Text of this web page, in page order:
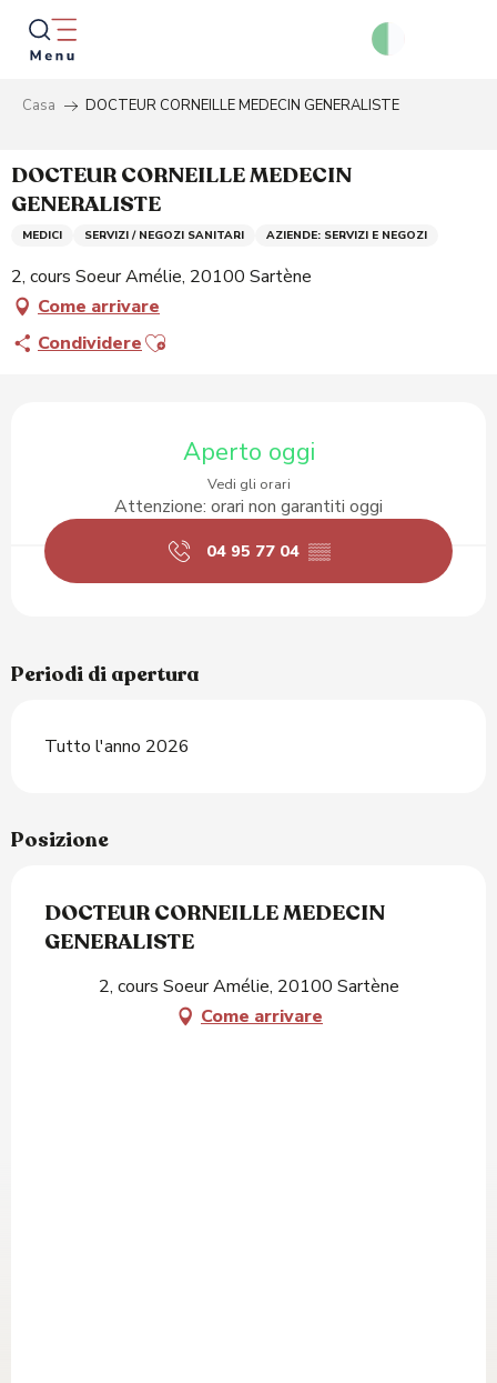
Aller
contenu
principal
Casa DOCTEUR CORNEILLE MEDECIN GENERALISTE
DOCTEUR CORNEILLE MEDECIN
GENERALISTE
MEDICI SERVIZI / NEGOZI SANITARI AZIENDE: SERVIZI E NEGOZI
2, cours Soeur Amélie, 20100 Sartène
Come arrivare
CondividereAjouter aux favoris
Aperto oggi
Vedi gli orari
Attenzione: orari non garantiti oggi
04 95 77 04 ▒▒
Periodi di apertura
Tutto l'anno 2026
Posizione
DOCTEUR CORNEILLE MEDECIN
GENERALISTE
2, cours Soeur Amélie, 20100 Sartène
Come arrivare